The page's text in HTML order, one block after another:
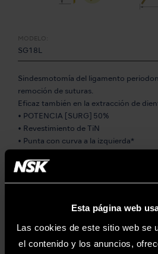
Esta página web
Las cookies de este sitio web se
el contenido y los anuncios,
MODELO:
SG18L
Sindesmotomía del ligamento
remoción de suturas.
Eficaz también en la extracción de
• POTENCIA [SURG] 50%
• Revestimiento de TiN
• Punta con curva a la izquierda*